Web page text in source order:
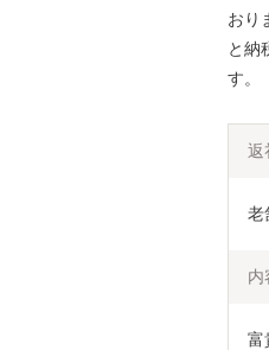
おり
と納
す。
返
老
内
富